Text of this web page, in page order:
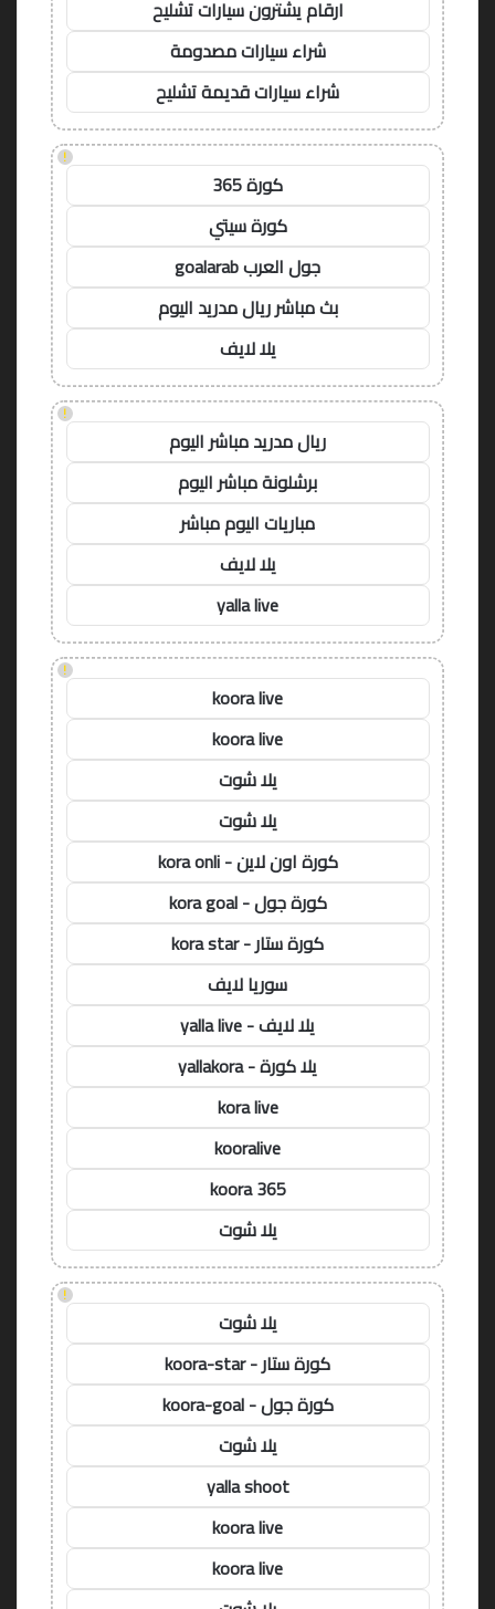
ارقام يشترون سيارات تشليح
شراء سيارات مصدومة
شراء سيارات قديمة تشليح
!
كورة 365
كورة سيتي
جول العرب goalarab
بث مباشر ريال مدريد اليوم
يلا لايف
!
ريال مدريد مباشر اليوم
برشلونة مباشر اليوم
مباريات اليوم مباشر
يلا لايف
yalla live
!
koora live
koora live
يلا شوت
يلا شوت
كورة اون لاين - kora onli
كورة جول - kora goal
كورة ستار - kora star
سوريا لايف
يلا لايف - yalla live
يلا كورة - yallakora
kora live
kooralive
koora 365
يلا شوت
!
يلا شوت
كورة ستار - koora-star
كورة جول - koora-goal
يلا شوت
yalla shoot
koora live
koora live